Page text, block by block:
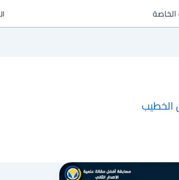
الخاصة
الخطيب